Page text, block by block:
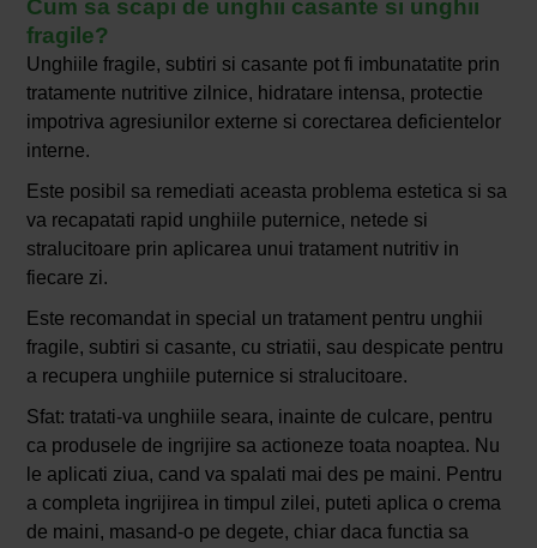
Cum sa scapi de unghii casante si unghii
fragile?
Unghiile fragile, subtiri si casante pot fi imbunatatite prin
tratamente nutritive zilnice, hidratare intensa, protectie
impotriva agresiunilor externe si corectarea deficientelor
interne.
Este posibil sa remediati aceasta problema estetica si sa
va recapatati rapid unghiile puternice, netede si
stralucitoare prin aplicarea unui tratament nutritiv in
fiecare zi.
Este recomandat in special un tratament pentru unghii
fragile, subtiri si casante, cu striatii, sau despicate pentru
a recupera unghiile puternice si stralucitoare.
Sfat: tratati-va unghiile seara, inainte de culcare, pentru
ca produsele de ingrijire sa actioneze toata noaptea. Nu
le aplicati ziua, cand va spalati mai des pe maini. Pentru
a completa ingrijirea in timpul zilei, puteti aplica o crema
de maini, masand-o pe degete, chiar daca functia sa